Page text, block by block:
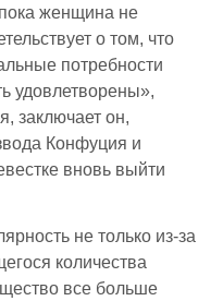
женщина не
о том, что
потребности
удовлетворены»,
заключает он,
Конфуция и
вновь выйти
не только из-за
количества
все больше